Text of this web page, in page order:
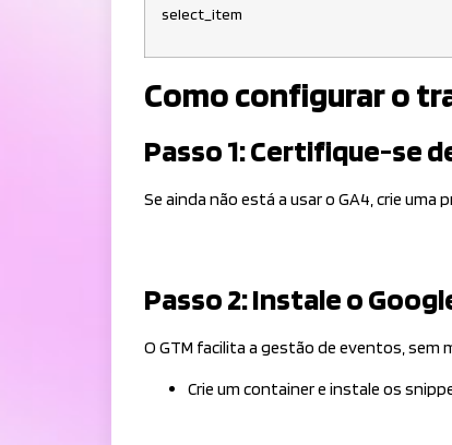
select_item
Como configurar o
Passo 1: Certifique-se
Se ainda não está a usar o GA4, crie
Passo 2: Instale o
O GTM facilita a gestão de eventos, sem
Crie um container e instale os